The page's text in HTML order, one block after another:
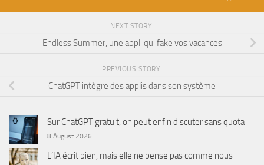
NEXT STORY
Endless Summer, une appli qui fake vos vacances
PREVIOUS STORY
ChatGPT intègre des applis dans son système
Sur ChatGPT gratuit, on peut enfin discuter sans quota
8 August 2026
L’IA écrit bien, mais elle ne pense pas comme nous